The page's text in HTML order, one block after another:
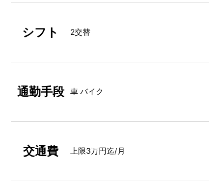
シフト 2交替
通勤手段 車 バイク
交通費 上限3万円迄/月